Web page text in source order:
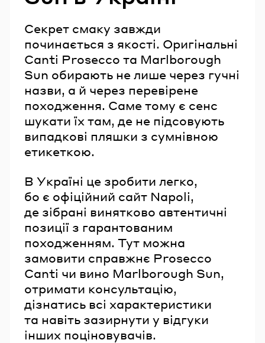
Секрет смаку завжди
починається з якості. Оригінальні
Canti Prosecco та Marlborough
Sun обирають не лише через гучні
назви, а й через перевірене
походження. Саме тому є сенс
шукати їх там, де не підсовують
випадкові пляшки з сумнівною
етикеткою.
В Україні це зробити легко,
бо є офіційний сайт Napoli,
де зібрані винятково автентичні
позиції з гарантованим
походженням. Тут можна
замовити справжнє Prosecco
Canti чи вино Marlborough Sun,
отримати консультацію,
дізнатись всі характеристики
та навіть зазирнути у відгуки
інших поціновувачів.